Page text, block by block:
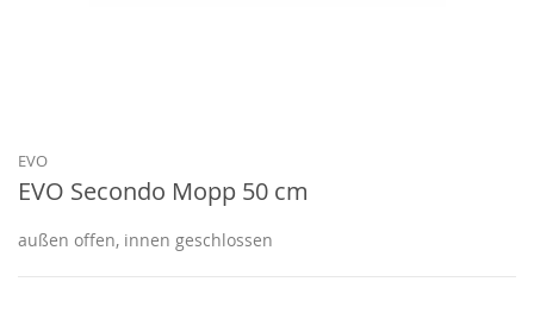
Bildgalerie
springen
EVO
EVO Secondo Mopp 50 cm
außen offen, innen geschlossen